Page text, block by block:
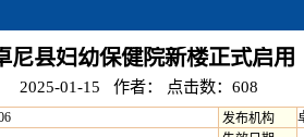
尼县妇幼保健院新楼正式启用
2025-01-15 作者： 点击数： 608
发布机构